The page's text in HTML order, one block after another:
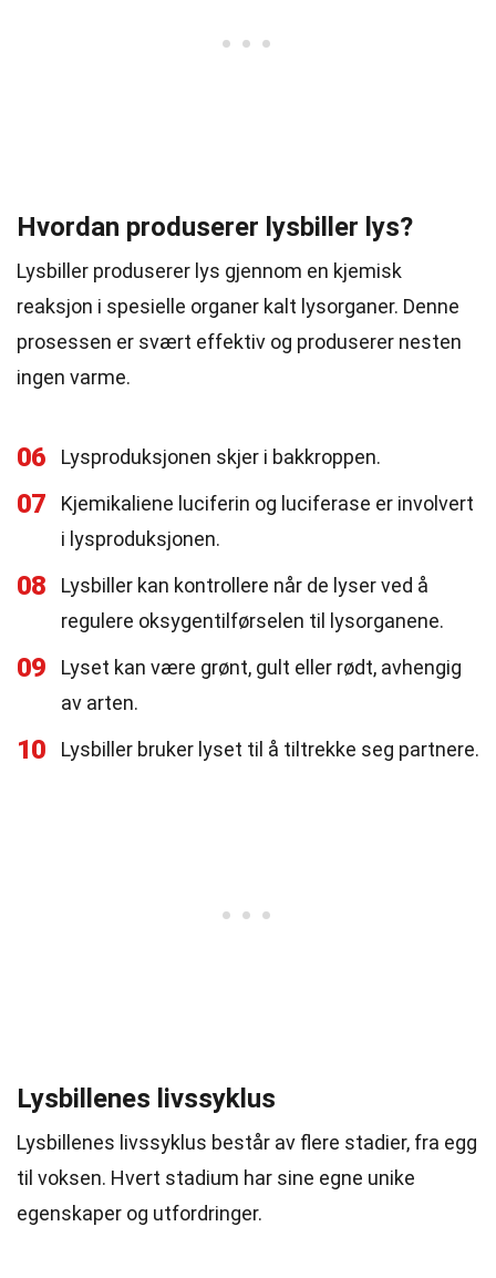
Hvordan produserer lysbiller lys?
Lysbiller produserer lys gjennom en kjemisk
reaksjon i spesielle organer kalt lysorganer. Denne
prosessen er svært effektiv og produserer nesten
ingen varme.
06 Lysproduksjonen skjer i bakkroppen.
07
Kjemikaliene luciferin og luciferase er involvert
i lysproduksjonen.
08
Lysbiller kan kontrollere når de lyser ved å
regulere oksygentilførselen til lysorganene.
09
Lyset kan være grønt, gult eller rødt, avhengig
av arten.
10 Lysbiller bruker lyset til å tiltrekke seg partnere.
Lysbillenes livssyklus
Lysbillenes livssyklus består av flere stadier, fra egg
til voksen. Hvert stadium har sine egne unike
egenskaper og utfordringer.